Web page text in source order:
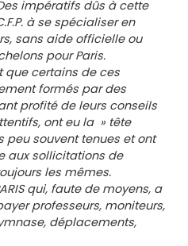
impératifs dûs à cette
à se spécialiser en
sans aide officielle ou
pour Paris.
que certains de ces
formés par des
profité de leurs conseils
ont eu la » tête
peu souvent tenues et ont
aux sollicitations de
les mêmes.
qui, faute de moyens, a
professeurs, moniteurs,
déplacements,